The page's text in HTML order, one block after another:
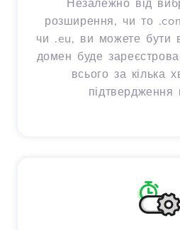
Незалежно від
розширення, чи то
чи .eu, ви можете бути
домен буде
всього за кілька
підтвердження